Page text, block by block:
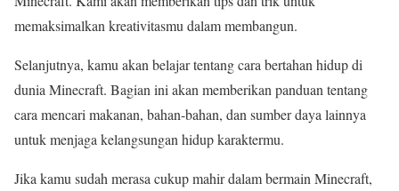
memaksimalkan kreativitasmu dalam membangun.
Selanjutnya, kamu akan belajar tentang cara bertahan hidup di
dunia Minecraft. Bagian ini akan memberikan panduan tentang
cara mencari makanan, bahan-bahan, dan sumber daya lainnya
untuk menjaga kelangsungan hidup karaktermu.
Jika kamu sudah merasa cukup mahir dalam bermain Minecraft,